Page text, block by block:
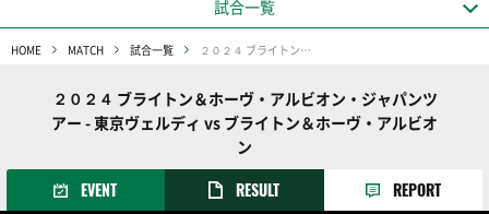
試合一覧
HOME MATCH 試合一覧 ２０２４ ブライトン＆ホーヴ・アルビオン・ジャパンツアー
２０２４ ブライトン＆ホーヴ・アルビオン・ジャパンツ
アー - 東京ヴェルディ vs ブライトン＆ホーヴ・アルビオ
ン
EVENT RESULT REPORT